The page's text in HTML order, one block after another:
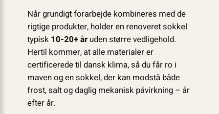
Når grundigt forarbejde kombineres med de
rigtige produkter, holder en renoveret sokkel
typisk 10-20+ åruden større vedligehold.
Hertil kommer, at alle materialer er
certificerede til dansk klima, så du får ro i
maven og en sokkel, der kan modstå både
frost, salt og daglig mekanisk påvirkning – år
efter år.